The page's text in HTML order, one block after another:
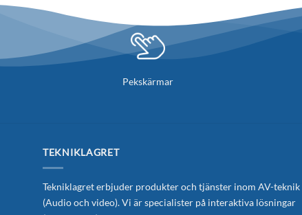
Pekskärmar
TEKNIKLAGRET
Tekniklagret erbjuder produkter och tjänster inom AV-teknik
(Audio och video). Vi är specialister på interaktiva lösningar